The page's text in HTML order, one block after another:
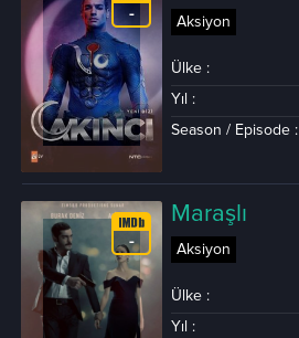
- Aksiyon
Ülke :
Yıl :
Season / Episode :
-
Maraşlı
Aksiyon
Ülke :
Yıl :